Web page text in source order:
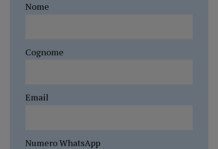
Nome
Cognome
Email
Numero WhatsApp